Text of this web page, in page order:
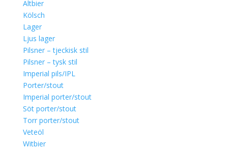
Altbier
Kölsch
Lager
Ljus lager
Pilsner – tjeckisk stil
Pilsner – tysk stil
Imperial pils/IPL
Porter/stout
Imperial porter/stout
Söt porter/stout
Torr porter/stout
Veteöl
Witbier